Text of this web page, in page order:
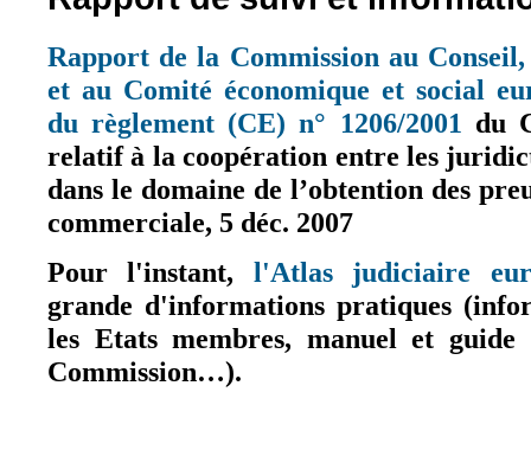
Rapport de la Commission au
et au Comité économique et social
du règlement (CE) n° 1206/2001
(le lien
du
relatif à la coopération entre les
dans le domaine de l’obtention des
commerciale, 5 déc. 2007
Pour l'instant, l'Atlas judiciaire
grande d'informations pratiques
les Etats membres, manuel et
Commission…).